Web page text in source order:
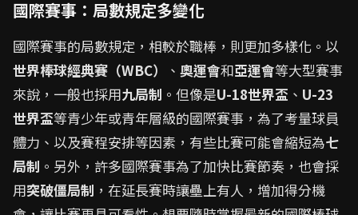
國際賽事：局數規定多變化
國際賽事的局數規定，相較於職棒，則更加多樣化。以
世界棒球經典賽（WBC）
、 奧運會和亞運會等大型賽事
來說，一般也採用九局制 。但像是U-18世界盃 、 U-23
世界盃等青少年或青年層級的國際賽事，為了考量球員
體力、以及賽程安排等因素，有些比賽可能會縮短為七
局制 。另外，許多國際賽事為了加快比賽節奏，也會採
用突破僵局制 ，在延長賽時讓壘上有人，增加得分機